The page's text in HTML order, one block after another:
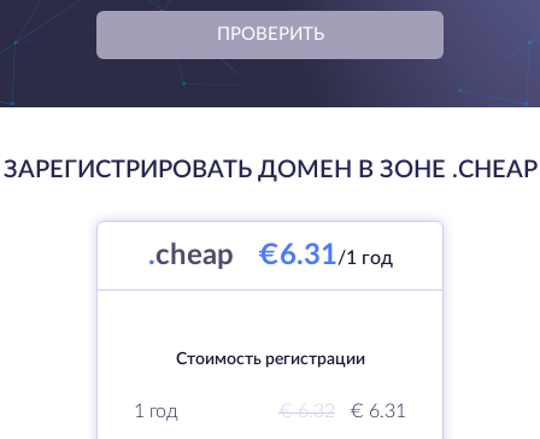
ПРОВЕРИТЬ
ЗАРЕГИСТРИРОВАТЬ ДОМЕН В ЗОНЕ .CHEAP
.cheap €6.31/1 год
Стоимость регистрации
1 год € 6.32
€ 6.31